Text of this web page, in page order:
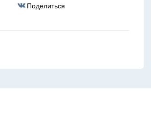
Поделиться